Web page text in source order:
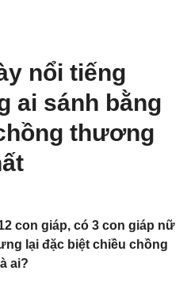
nổi tiếng
ai sánh bằng
thương
con giáp, có 3 con giáp nữ
lại đặc biệt chiều chồng
ai?